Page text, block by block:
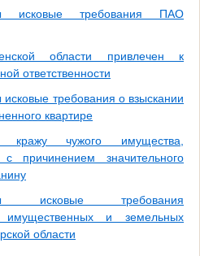
исковые требования ПАО
области привлечен к
ответственности
требования о взыскании
квартире
чужого имущества,
с причинением значительного
исковые требования
имущественных и земельных
области